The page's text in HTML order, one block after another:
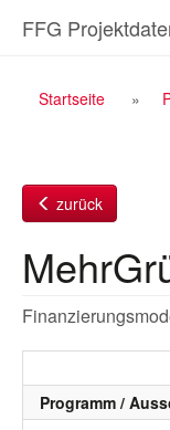
InhaltFFG
Startseite
zurück
Programm /